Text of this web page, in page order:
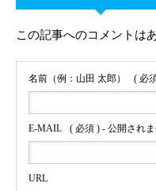
この記事へのコメントは
名前（例：山田 太郎） ( 必
E-MAIL ( 必須 ) - 公開され
URL